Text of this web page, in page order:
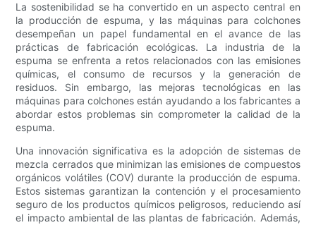
La sostenibilidad se ha convertido en un aspecto central en
la producción de espuma, y ​​las máquinas para colchones
desempeñan un papel fundamental en el avance de las
prácticas de fabricación ecológicas. La industria de la
espuma se enfrenta a retos relacionados con las emisiones
químicas, el consumo de recursos y la generación de
residuos. Sin embargo, las mejoras tecnológicas en las
máquinas para colchones están ayudando a los fabricantes a
abordar estos problemas sin comprometer la calidad de la
espuma.
Una innovación significativa es la adopción de sistemas de
mezcla cerrados que minimizan las emisiones de compuestos
orgánicos volátiles (COV) durante la producción de espuma.
Estos sistemas garantizan la contención y el procesamiento
seguro de los productos químicos peligrosos, reduciendo así
el impacto ambiental de las plantas de fabricación. Además,